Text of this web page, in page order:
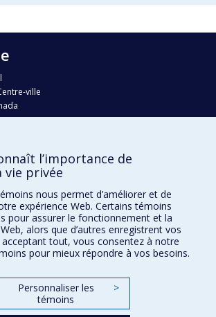
ville
l’importance de
vie privée
nous permet d’améliorer et de
expérience Web. Certains témoins
pour assurer le fonctionnement et la
alors que d’autres enregistrent vos
acceptant tout, vous consentez à notre
pour mieux répondre à vos besoins.
Personnaliser les
témoins
>